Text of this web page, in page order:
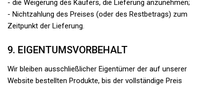
- die Weigerung des Käufers, die Lieferung anzunehmen;
- Nichtzahlung des Preises (oder des Restbetrags) zum
Zeitpunkt der Lieferung.
9. EIGENTUMSVORBEHALT
Wir bleiben ausschließlicher Eigentümer der auf unserer
Website bestellten Produkte, bis der vollständige Preis